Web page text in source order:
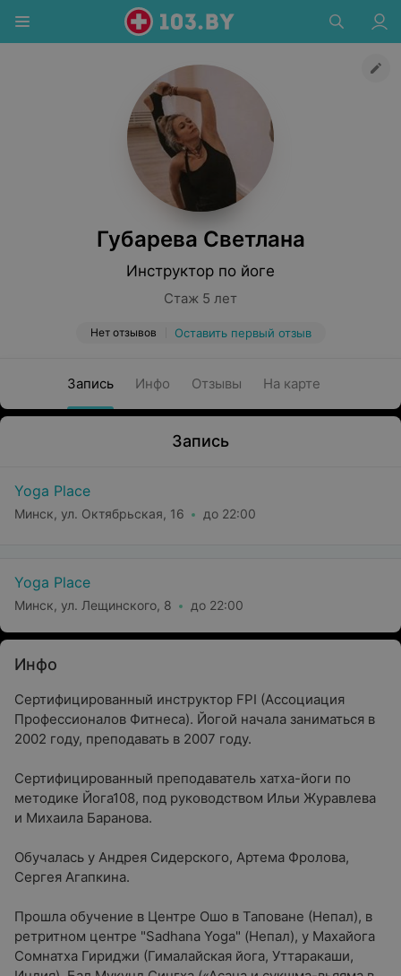
Губарева Светлана
Инструктор по йоге
Стаж 5 лет
Нет отзывов Оставить первый отзыв
Запись Инфо Отзывы На карте
Запись
Yoga Place
Минск, ул. Октябрьская, 16 до 22:00
Yoga Place
Минск, ул. Лещинского, 8 до 22:00
Инфо
Cертифицированный инструктор FPI (Ассоциация
Профессионалов Фитнеса). Йогой начала заниматься в
2002 году, преподавать в 2007 году.
Сертифицированный преподаватель хатха-йоги по
методике Йога108, под руководством Ильи Журавлева
и Михаила Баранова.
Обучалась у Андрея Сидерского, Артема Фролова,
Сергея Агапкина.
Прошла обучение в Центре Ошо в Таповане (Непал), в
ретритном центре "Sadhana Yoga" (Непал), у Махайога
Сомнатха Гириджи (Гималайская йога, Уттаракаши,